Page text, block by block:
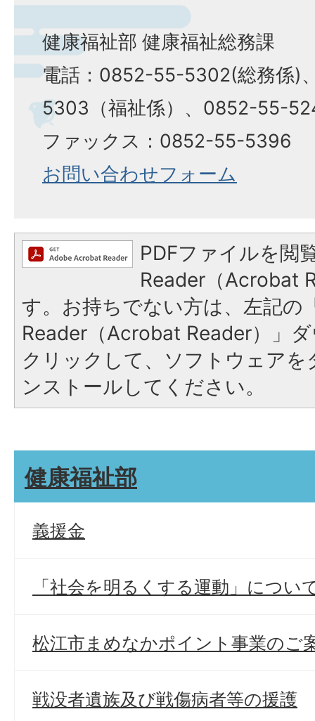
健康福祉部 健康福祉総務課
電話：0852-55-5302(総務係)
5303（福祉係）、0852-55-
ファックス：0852-55-5396
お問い合わせフォーム
PDFファイルを閲
Reader（Acrobat
す。お持ちでない方は、左記の
Reader（Acrobat Reader）」
クリックして、ソフトウェア
ンストールしてください。
健康福祉部
義援金
「社会を明るくする運動」につい
松江市まめなかポイント事業のご
戦没者遺族及び戦傷病者等の援護